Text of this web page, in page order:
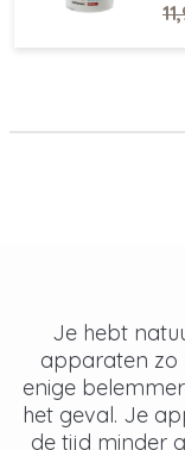
Je hebt
apparaten zo
enige
het geval. Je
de tijd minder